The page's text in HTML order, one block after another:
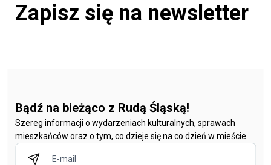
Zapisz się na newsletter
Bądź na bieżąco z Rudą Śląską!
Szereg informacji o wydarzeniach kulturalnych, sprawach
mieszkańców oraz o tym, co dzieje się na co dzień w mieście.